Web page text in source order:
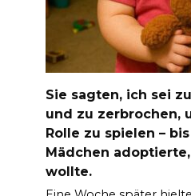
Sie sagten, ich sei
und zu zerbrochen,
Rolle zu spielen –
Mädchen
wollte.